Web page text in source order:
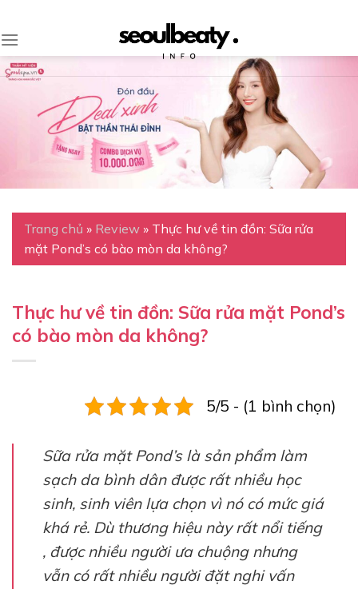
content
Trang chủ » Review » Thực hư về tin đồn: Sữa rửa
mặt Pond’s có bào mòn da không?
Thực hư về tin đồn: Sữa rửa mặt Pond’s
có bào mòn da không?
5/5 - (1 bình chọn)
Sữa rửa mặt Pond’s là sản phẩm làm
sạch da bình dân được rất nhiều học
sinh, sinh viên lựa chọn vì nó có mức giá
khá rẻ. Dù thương hiệu này rất nổi tiếng
, được nhiều người ưa chuộng nhưng
vẫn có rất nhiều người đặt nghi vấn